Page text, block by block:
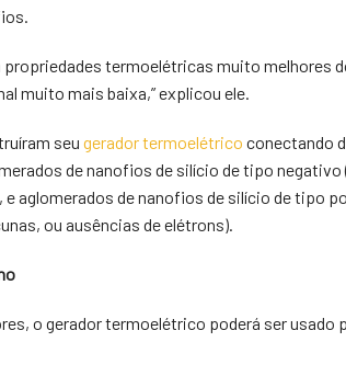
termoelétricas muito melhores
muito mais baixa,” explicou ele.
seu gerador termoelétrico conectando
de nanofios de silício de tipo
aglomerados de nanofios de silício de tipo
ou ausências de elétrons).
o gerador termoelétrico poderá ser usado